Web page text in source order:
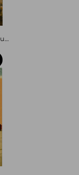
Umpikujia ja ukkoskuuroja